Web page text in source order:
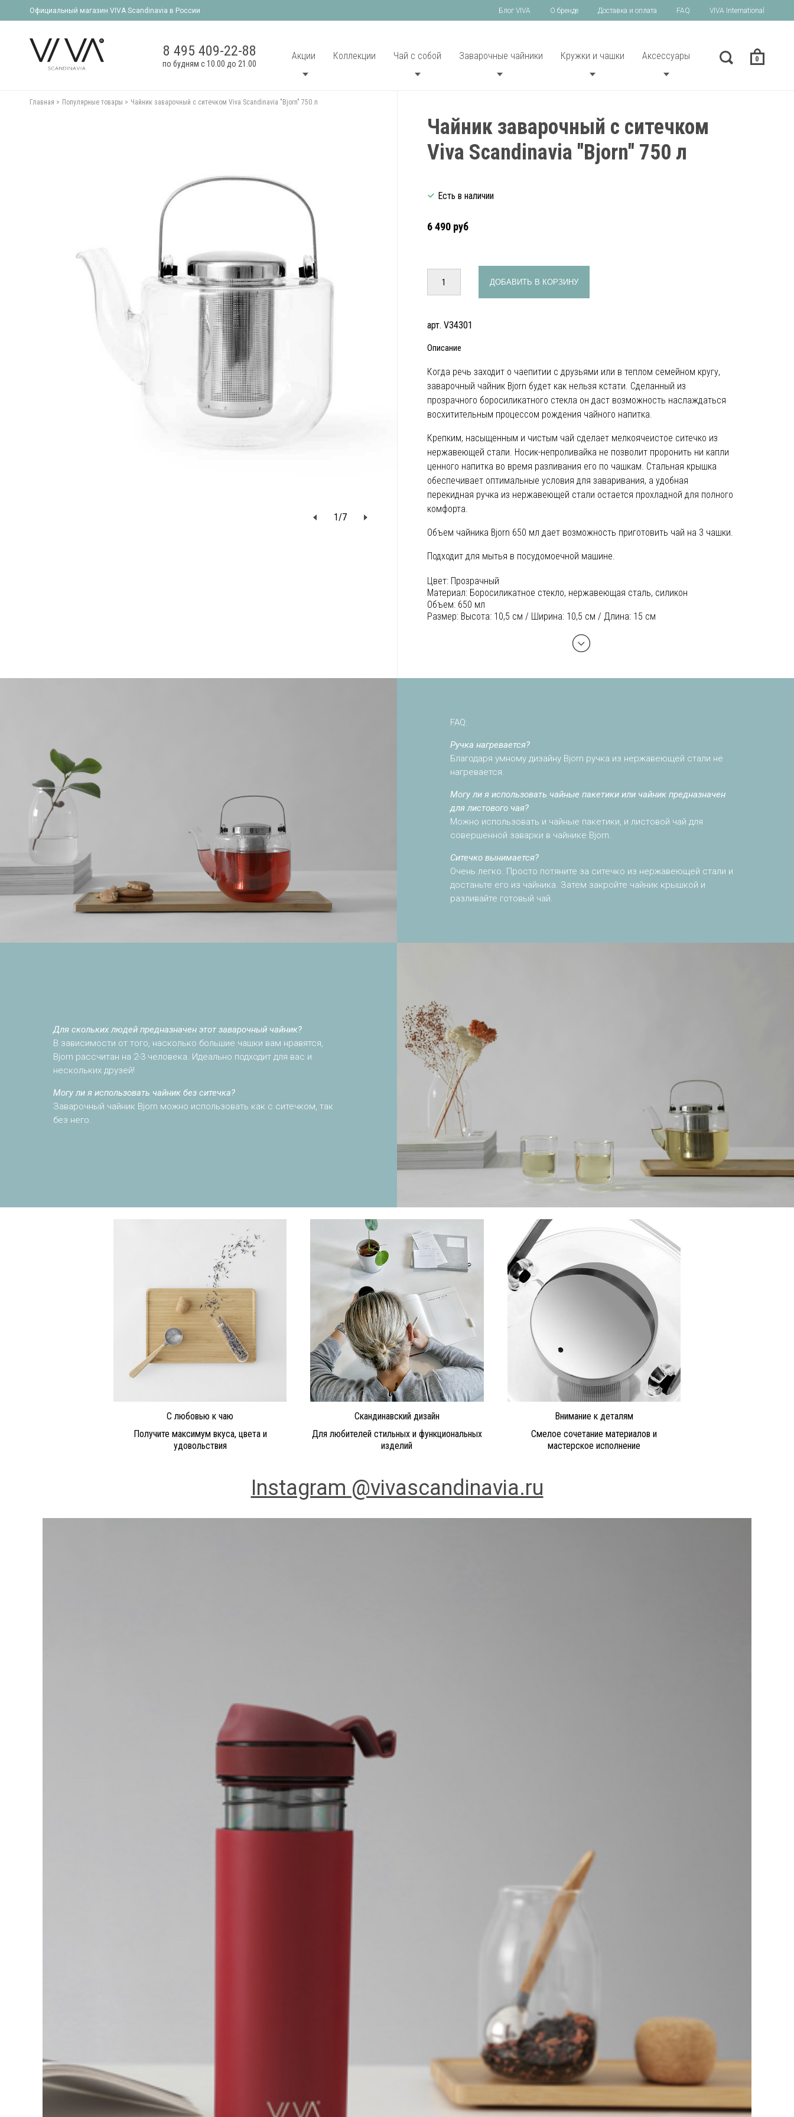
Официальный магазин VIVA Scandinavia в России Блог VIVA О бренде Доставка и оплата FAQ VIVA International
8 495 409-22-88
по будням с 10.00 до 21.00
Акции Коллекции Чай с собой Заварочные чайники Кружки и чашки Аксессуары 0
Главная Популярные товары Чайник заварочный с ситечком Viva Scandinavia "Bjorn" 750 л
1/7
Чайник заварочный с ситечком
Viva Scandinavia "Bjorn" 750 л
Есть в наличии
6 490 руб
ДОБАВИТЬ В КОРЗИНУ
арт. V34301
Описание
Когда речь заходит о чаепитии с друзьями или в теплом семейном кругу,
заварочный чайник Bjorn будет как нельзя кстати. Сделанный из
прозрачного боросиликатного стекла он даст возможность наслаждаться
восхитительным процессом рождения чайного напитка.
Крепким, насыщенным и чистым чай сделает мелкоячеистое ситечко из
нержавеющей стали. Носик-непроливайка не позволит проронить ни капли
ценного напитка во время разливания его по чашкам. Стальная крышка
обеспечивает оптимальные условия для заваривания, а удобная
перекидная ручка из нержавеющей стали остается прохладной для полного
комфорта.
Объем чайника Bjorn 650 мл дает возможность приготовить чай на 3 чашки.
Подходит для мытья в посудомоечной машине.
Цвет: Прозрачный
Материал: Боросиликатное стекло, нержавеющая сталь, силикон
Объем: 650 мл
Размер: Высота: 10,5 см / Ширина: 10,5 см / Длина: 15 см
FAQ:
Ручка нагревается?
Благодаря умному дизайну Bjorn ручка из нержавеющей стали не
нагревается.
Могу ли я использовать чайные пакетики или чайник предназначен
для листового чая?
Можно использовать и чайные пакетики, и листовой чай для
совершенной заварки в чайнике Bjorn.
Ситечко вынимается?
Очень легко. Просто потяните за ситечко из нержавеющей стали и
достаньте его из чайника. Затем закройте чайник крышкой и
разливайте готовый чай.
Для скольких людей предназначен этот заварочный чайник?
В зависимости от того, насколько большие чашки вам нравятся,
Bjorn рассчитан на 2-3 человека. Идеально подходит для вас и
нескольких друзей!
Могу ли я использовать чайник без ситечка?
Заварочный чайник Bjorn можно использовать как с ситечком, так
без него.
С любовью к чаю
Получите максимум вкуса, цвета и
удовольствия
Скандинавский дизайн
Для любителей стильных и функциональных
изделий
Внимание к деталям
Смелое сочетание материалов и
мастерское исполнение
Instagram @vivascandinavia.ru